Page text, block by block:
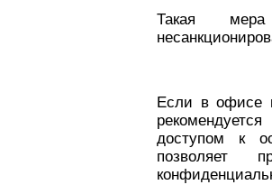
Такая
Если в офисе
доступом к
позволяет